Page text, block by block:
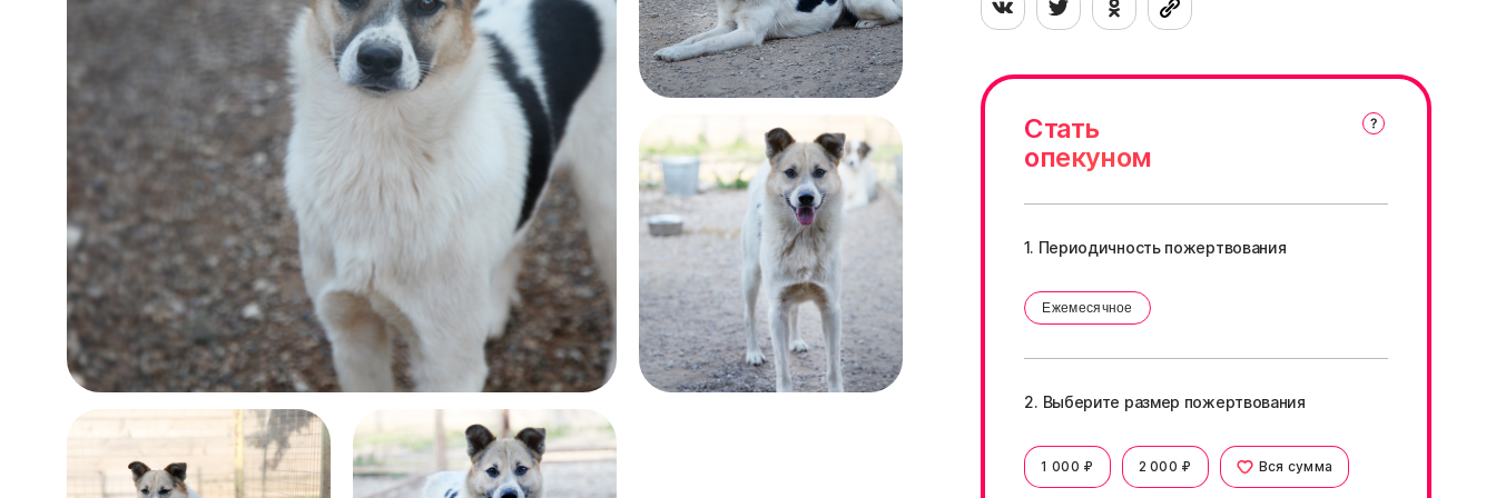
Стать
опекуном
1. Периодичность пожертвования
Ежемесячное
2. Выберите размер пожертвования
1 000 ₽ 2 000 ₽ Вся сумма